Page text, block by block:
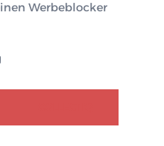
Werbeblocker